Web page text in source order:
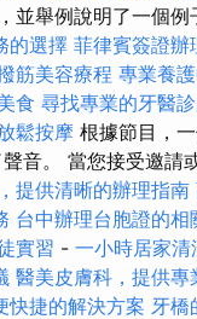
並舉例說明了一個例
的選擇 菲律賓簽證辦
筋美容療程 專業養
食 尋找專業的牙醫
鬆按摩 根據節目，
音。 當您接受邀請
提供清晰的辦理指南
台中辦理台胞證的相
實習 - 一小時居家
醫美皮膚科，提供專
快捷的解決方案 牙橋